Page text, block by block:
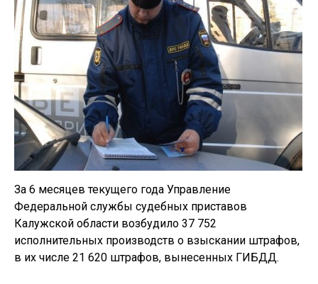
За 6 месяцев текущего года Управление
Федеральной службы судебных приставов
Калужской области возбудило 37 752
исполнительных производств о взыскании штрафов,
в их числе 21 620 штрафов, вынесенных ГИБДД.